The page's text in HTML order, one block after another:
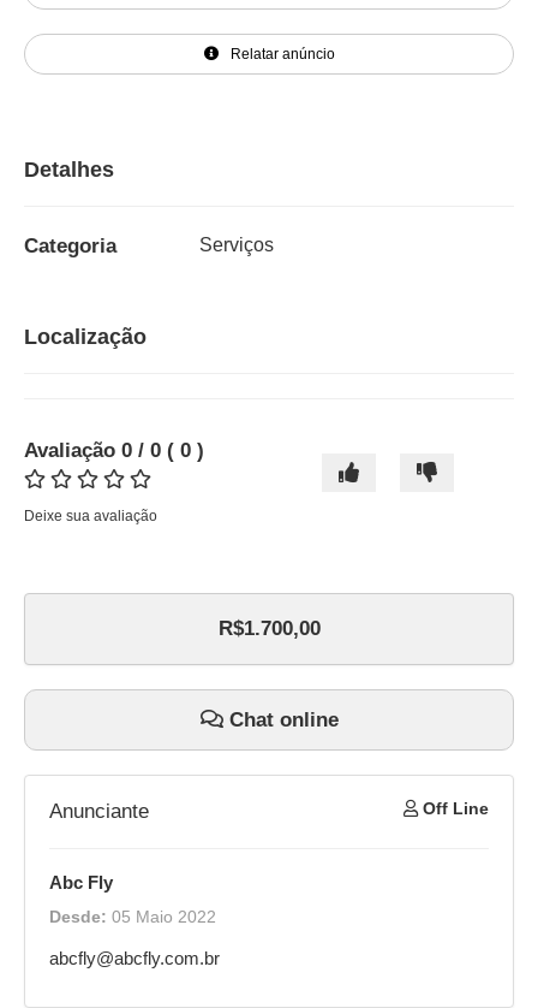
Relatar anúncio
Detalhes
Categoria Serviços
Localização
Avaliação 0 / 0 ( 0 )
Deixe sua avaliação
R$1.700,00
Chat online
Anunciante Off Line
Abc Fly
Desde: 05 Maio 2022
abcfly@abcfly.com.br